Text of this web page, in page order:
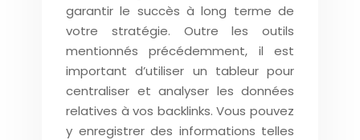
garantir le succès à long terme de
votre stratégie. Outre les outils
mentionnés précédemment, il est
important d’utiliser un tableur pour
centraliser et analyser les données
relatives à vos backlinks. Vous pouvez
y enregistrer des informations telles